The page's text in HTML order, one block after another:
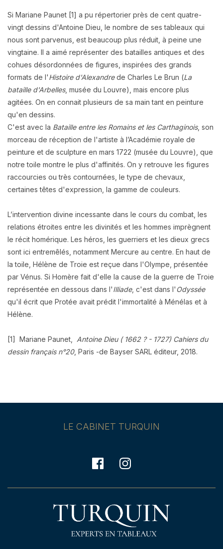
Si Mariane Paunet [1] a pu répertorier près de cent quatre-
vingt dessins d'Antoine Dieu, le nombre de ses tableaux qui
nous sont parvenus, est beaucoup plus réduit, à peine une
vingtaine. Il a aimé représenter des batailles antiques et des
cohues désordonnées de figures, inspirées des grands
formats de l'Histoire d'Alexandrede Charles Le Brun (La
bataille d'Arbelles, musée du Louvre), mais encore plus
agitées. On en connait plusieurs de sa main tant en peinture
qu'en dessins.
C'est avec la Bataille entre les Romains et les Carthaginois, son
morceau de réception de l'artiste à l’Académie royale de
peinture et de sculpture en mars 1722 (musée du Louvre), que
notre toile montre le plus d'affinités. On y retrouve les figures
raccourcies ou très contournées, le type de chevaux,
certaines têtes d'expression, la gamme de couleurs.
L’intervention divine incessante dans le cours du combat, les
relations étroites entre les divinités et les hommes imprègnent
le récit homérique. Les héros, les guerriers et les dieux grecs
sont ici entremêlés, notamment Mercure au centre. En haut de
la toile, Hélène de Troie est reçue dans l'Olympe, présentée
par Vénus. Si Homère fait d'elle la cause de la guerre de Troie
représentée en dessous dans l'Illiade, c'est dans l' Odyssée
qu'il écrit que Protée avait prédit l'immortalité à Ménélas et à
Hélène.
[1] Mariane Paunet
Antoine Dieu ( 1662 ? - 1727) Cahiers du
dessin français n°20, Paris -de Bayser SARL éditeur, 2018.
LE CABINET TURQUIN